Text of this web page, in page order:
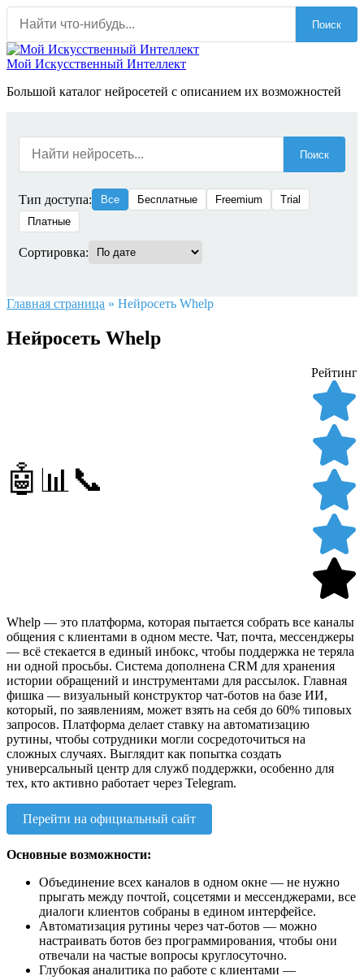
Перейти
содержанию
Поиск
Мой Искусственный Интеллект
Большой каталог нейросетей с описанием их возможностей
Поиск
Тип доступа: Все Бесплатные Freemium
Trial
Платные
Сортировка:
Главная страница » Нейросеть Whelp
Нейросеть Whelp
🤖📊📞
Рейтинг
Whelp — это платформа, которая пытается собрать все каналы
общения с клиентами в одном месте. Чат, почта, мессенджеры
— всё стекается в единый инбокс, чтобы поддержка не теряла
ни одной просьбы. Система дополнена CRM для хранения
истории обращений и инструментами для рассылок. Главная
фишка — визуальный конструктор чат-ботов на базе ИИ,
который, по заявлениям, может взять на себя до 60% типовых
запросов. Платформа делает ставку на автоматизацию
рутины, чтобы сотрудники могли сосредоточиться на
сложных случаях. Выглядит как попытка создать
универсальный центр для служб поддержки, особенно для
тех, кто активно работает через Telegram.
Перейти на официальный сайт
Основные возможности:
Объединение всех каналов в одном окне — не нужно
прыгать между почтой, соцсетями и мессенджерами, все
диалоги клиентов собраны в едином интерфейсе.
Автоматизация рутины через чат-ботов — можно
настраивать ботов без программирования, чтобы они
отвечали на частые вопросы круглосуточно.
Глубокая аналитика по работе с клиентами —